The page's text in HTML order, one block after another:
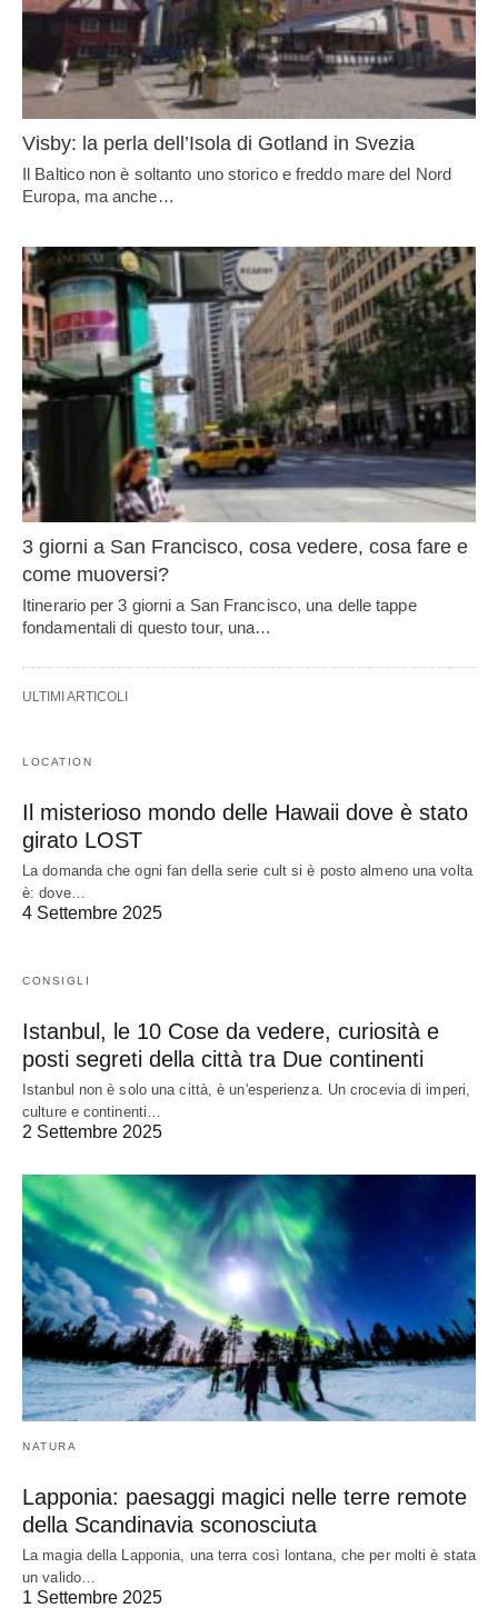
Visby: la perla dell’Isola di Gotland in Svezia
Il Baltico non è soltanto uno storico e freddo mare del Nord
Europa, ma anche…
3 giorni a San Francisco, cosa vedere, cosa fare e
come muoversi?
Itinerario per 3 giorni a San Francisco, una delle tappe
fondamentali di questo tour, una…
ULTIMI ARTICOLI
LOCATION
Il misterioso mondo delle Hawaii dove è stato
girato LOST
La domanda che ogni fan della serie cult si è posto almeno una volta
è: dove…
4 Settembre 2025
CONSIGLI
Istanbul, le 10 Cose da vedere, curiosità e
posti segreti della città tra Due continenti
Istanbul non è solo una città, è un'esperienza. Un crocevia di imperi,
culture e continenti…
2 Settembre 2025
NATURA
Lapponia: paesaggi magici nelle terre remote
della Scandinavia sconosciuta
La magia della Lapponia, una terra così lontana, che per molti è stata
un valido…
1 Settembre 2025